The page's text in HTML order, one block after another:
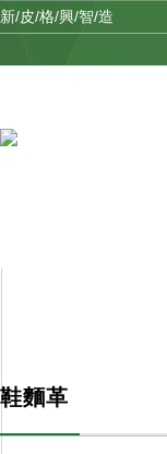
新/皮/格/興/智/造
鞋麵革